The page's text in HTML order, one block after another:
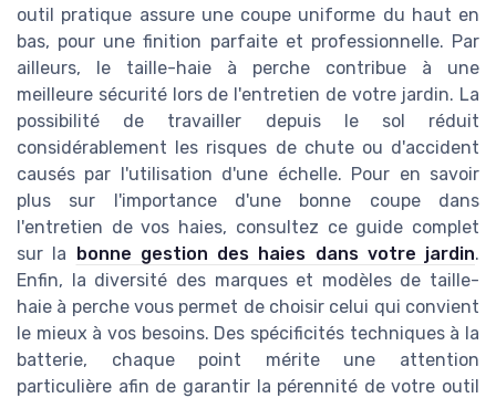
outil pratique assure une coupe uniforme du haut en
bas, pour une finition parfaite et professionnelle. Par
ailleurs, le taille-haie à perche contribue à une
meilleure sécurité lors de l'entretien de votre jardin. La
possibilité de travailler depuis le sol réduit
considérablement les risques de chute ou d'accident
causés par l'utilisation d'une échelle. Pour en savoir
plus sur l'importance d'une bonne coupe dans
l'entretien de vos haies, consultez ce guide complet
sur la bonne gestion des haies dans votre jardin.
Enfin, la diversité des marques et modèles de taille-
haie à perche vous permet de choisir celui qui convient
le mieux à vos besoins. Des spécificités techniques à la
batterie, chaque point mérite une attention
particulière afin de garantir la pérennité de votre outil